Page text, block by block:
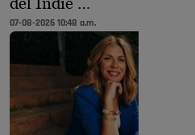
07-08-2026 10:48 a.m.